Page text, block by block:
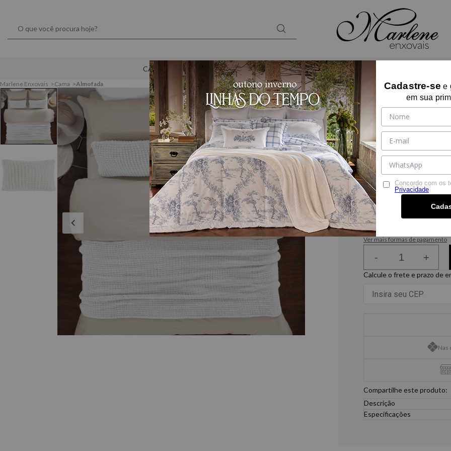
CAMA MESA BANHO KIDS PRESENTES
Marlene Enxovais Cama Almofada
ALMOFADA
15115
Tamanho:U
U
Cor: BRANCO
Por: R$ 589,90
ou6
R$ 560,40 à vista no PIX
Ver mais formas de pagamento
- +
Calcule o frete e prazo de
Nas
Compartilhe este produto:
Descrição
A Almofada Artesanal
Especificações
Cadastre-se e
em sua
Concordo com os
Privacidade